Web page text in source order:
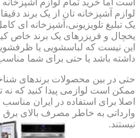
است اما خرید تمام لوازم
لوازم آشپزخانه تان از یک برند
یک تبلیغ تلویزیونی،آشپزخانه ای
یخچال و فریزرهای یک برند خاص
این نیست که لباسشویی یا
داشته باشد یا حتی برای شما
حتی در بین محصولات برندهای
ممکن است لوازمی پیدا کنید که نه
اصلا برای استفاده در ایران
وارداتی به خاطر مصرف بالای برق
نیستند.